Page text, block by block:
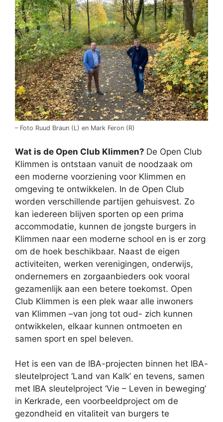
– Foto Ruud Braun (L) en Mark Feron (R)
Wat is de Open Club Klimmen? De Open Club
Klimmen is ontstaan vanuit de noodzaak om
een moderne voorziening voor Klimmen en
omgeving te ontwikkelen. In de Open Club
worden verschillende partijen gehuisvest. Zo
kan iedereen blijven sporten op een prima
accommodatie, kunnen de jongste burgers in
Klimmen naar een moderne school en is er zorg
om de hoek beschikbaar. Naast de eigen
activiteiten, werken verenigingen, onderwijs,
ondernemers en zorgaanbieders ook vooral
gezamenlijk aan een betere toekomst. Open
Club Klimmen is een plek waar alle inwoners
van Klimmen –van jong tot oud- zich kunnen
ontwikkelen, elkaar kunnen ontmoeten en
samen sport en spel beleven.
Het is een van de IBA-projecten binnen het IBA-
sleutelproject ‘Land van Kalk’ en tevens, samen
met IBA sleutelproject ‘Vie – Leven in beweging’
in Kerkrade, een voorbeeldproject om de
gezondheid en vitaliteit van burgers te